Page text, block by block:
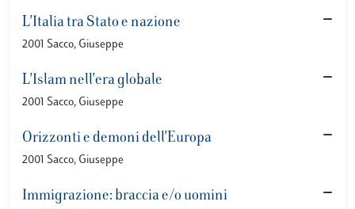
L'Italia tra Stato e nazione
2001 Sacco, Giuseppe
L'Islam nell'era globale
2001 Sacco, Giuseppe
Orizzonti e demoni dell'Europa
2001 Sacco, Giuseppe
Immigrazione: braccia e/o uomini